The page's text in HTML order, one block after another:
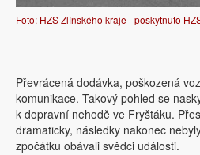
Foto: HZS Zlínského kraje - poskytnuto
Převrácená dodávka, poškozená
komunikace. Takový pohled se
k dopravní nehodě ve Fryštáku.
dramaticky, následky nakonec
zpočátku obávali svědci události.